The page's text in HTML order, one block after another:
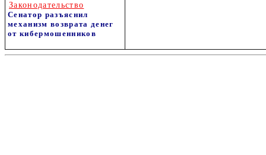
Законодательство
Сенатор разъяснил
механизм возврата денег
от кибермошенников